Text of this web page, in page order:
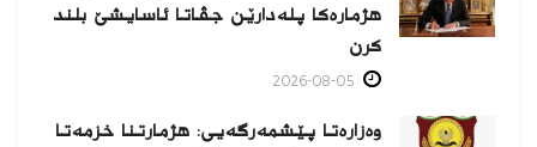
هژمارەكا پلەدارێن جڤاتا ئاسایشێ بلند
كرن
وەزارەتا پێشمەرگەیی: هژمارتنا خزمەتا